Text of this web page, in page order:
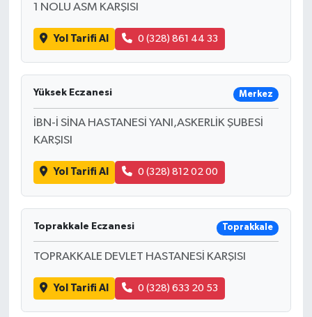
1 NOLU ASM KARŞISI
Yol Tarifi Al 0 (328) 861 44 33
Yüksek Eczanesi Merkez
İBN-İ SİNA HASTANESİ YANI,ASKERLİK ŞUBESİ
KARŞISI
Yol Tarifi Al 0 (328) 812 02 00
Toprakkale Eczanesi Toprakkale
TOPRAKKALE DEVLET HASTANESİ KARŞISI
Yol Tarifi Al 0 (328) 633 20 53